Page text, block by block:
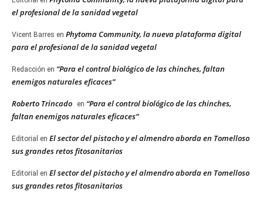
el profesional de la sanidad vegetal
Vicent Barres en Phytoma Community, la nueva plataforma digital
para el profesional de la sanidad vegetal
Redacción en “Para el control biológico de las chinches, faltan
enemigos naturales eficaces”
Roberto Trincado en “Para el control biológico de las chinches,
faltan enemigos naturales eficaces”
Editorial en El sector del pistacho y el almendro aborda en Tomelloso
sus grandes retos fitosanitarios
Editorial en El sector del pistacho y el almendro aborda en Tomelloso
sus grandes retos fitosanitarios